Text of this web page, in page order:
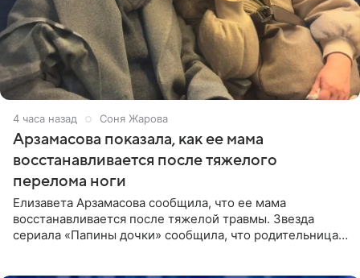
4 часа назад Соня Жарова
Арзамасова показала, как ее мама
восстанавливается после тяжелого
перелома ноги
Елизавета Арзамасова сообщила, что ее мама
восстанавливается после тяжелой травмы. Звезда
сериала «Папины дочки» сообщила, что родительница